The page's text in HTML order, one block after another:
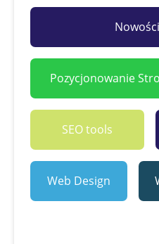
Pozycjonowanie
SEO tools
Web Design